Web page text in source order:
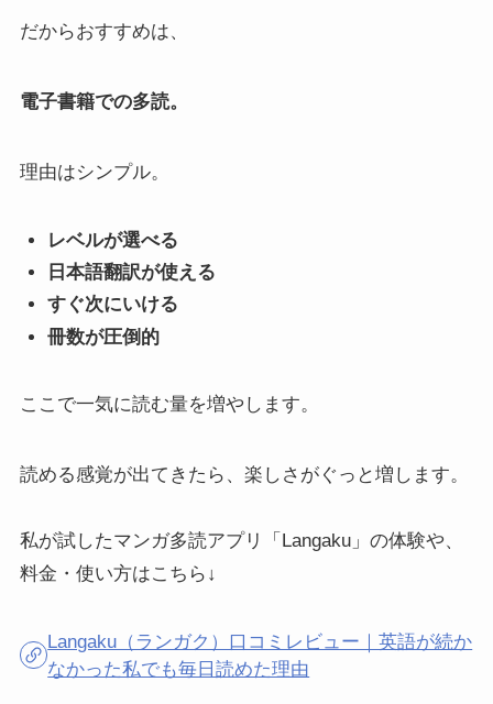
だからおすすめは、
電子書籍での多読。
理由はシンプル。
レベルが選べる
日本語翻訳が使える
すぐ次にいける
冊数が圧倒的
ここで一気に読む量を増やします。
読める感覚が出てきたら、楽しさがぐっと増します。
私が試したマンガ多読アプリ「Langaku」の体験や、
料金・使い方はこちら↓
Langaku（ランガク）口コミレビュー｜英語が続か
なかった私でも毎日読めた理由